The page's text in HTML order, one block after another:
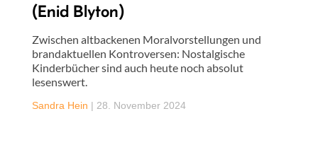
(Enid Blyton)
Zwischen altbackenen Moralvorstellungen und
brandaktuellen Kontroversen: Nostalgische
Kinderbücher sind auch heute noch absolut
lesenswert.
Sandra Hein | 28. November 2024